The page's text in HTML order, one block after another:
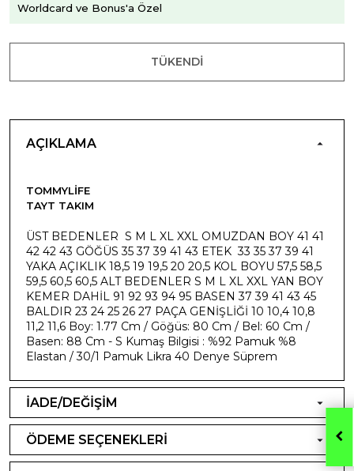
Worldcard ve Bonus'a Özel
TÜKENDI
AÇIKLAMA
TOMMYLIFE
TAYT TAKIM
ÜST BEDENLER S M L XL XXL OMUZDAN BOY 41 41
42 42 43 GÖĞÜS 35 37 39 41 43 ETEK 33 35 37 39 41
YAKA AÇIKLIK 18,5 19 19,5 20 20,5 KOL BOYU 57,5 58,5
59,5 60,5 60,5 ALT BEDENLER S M L XL XXL YAN BOY
KEMER DAHİL 91 92 93 94 95 BASEN 37 39 41 43 45
BALDIR 23 24 25 26 27 PAÇA GENİŞLİĞİ 10 10,4 10,8
11,2 11,6 Boy: 1.77 Cm / Göğüs: 80 Cm / Bel: 60 Cm /
Basen: 88 Cm - S Kumaş Bilgisi : %92 Pamuk %8
Elastan / 30/1 Pamuk Likra 40 Denye Süprem
İADE/DEĞİŞİM
ÖDEME SEÇENEKLERİ